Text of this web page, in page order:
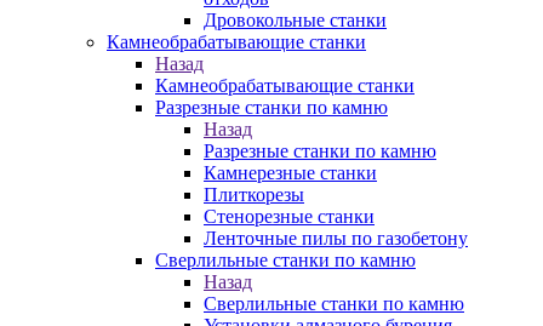
Дровокольные станки
Камнеобрабатывающие станки
Назад
Камнеобрабатывающие станки
Разрезные станки по камню
Назад
Разрезные станки по камню
Камнерезные станки
Плиткорезы
Стенорезные станки
Ленточные пилы по газобетону
Сверлильные станки по камню
Назад
Сверлильные станки по камню